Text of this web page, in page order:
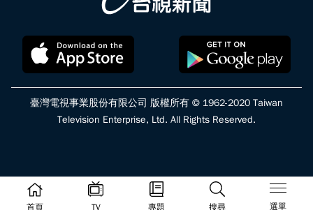
首頁 TV 專題 搜尋 選單
臺灣電視事業股份有限公司 版權所有 © 1962-2020 Taiwan
Television Enterprise, Ltd. All Rights Reserved.